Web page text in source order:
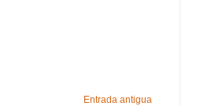
Entrada antigua